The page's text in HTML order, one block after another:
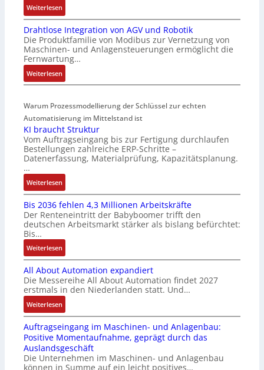
r
-
n
t
e
g
r
t
i
o
n
i
F
a
n
u
c
C
-
S
y
t
e
m
e
4
4
-
Z
e
r
t
f
i
z
i
e
u
n
b
e
ä
t
i
g
R
e
i
e
g
Weiterlesen:
M
a
r
k
t
s
t
r
t
f
ü
r
m
u
l
t
i
v
r
i
b
l
e
S
e
u
e
r
Drahtlose Integration von AGV und Robotik
Die Produktfamilie von Modibus zur Vernetzung von
Maschinen- und Anlagensteuerungen ermöglicht die
Fernwartung…
Weiterlesen:
D
a
h
t
l
o
s
e
I
n
t
e
g
r
a
t
i
o
n
v
o
n
A
G
V
Warum Prozessmodellierung der Schlüssel zur echten
Automatisierung im Mittelstand ist
KI braucht Struktur
Vom Auftragseingang bis zur Fertigung durchlaufen
Bestellungen zahlreiche ERP-Schritte –
Datenerfassung, Materialprüfung, Kapazitätsplanung.
…
Weiterlesen:
K
I
b
r
a
u
c
h
t
S
t
r
u
k
t
u
Bis 2036 fehlen 4,3 Millionen Arbeitskräfte
Der Renteneintritt der Babyboomer trifft den
deutschen Arbeitsmarkt stärker als bislang befürchtet:
Bis…
Weiterlesen:
B
i
s
2
0
3
6
f
e
h
All About Automation expandiert
Die Messereihe All About Automation findet 2027
erstmals in den Niederlanden statt. Und…
Weiterlesen:
A
l
l
A
b
Auftragseingang im Maschinen- und Anlagenbau:
Positive Momentaufnahme, geprägt durch das
Auslandsgeschäft
Die Unternehmen im Maschinen- und Anlagenbau
können in Summe auf ein leicht positives…